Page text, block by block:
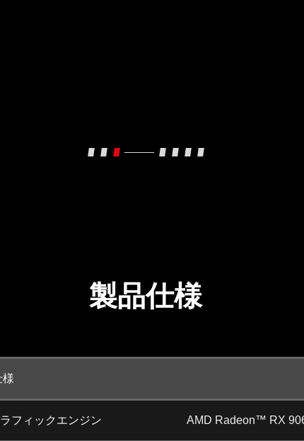
製品仕様
様
フィックエンジン AMD Radeon™ RX